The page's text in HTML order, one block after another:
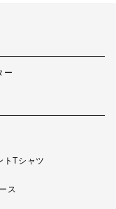
ー
トTシャツ
ス